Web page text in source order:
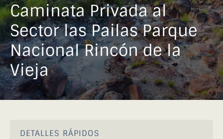
Caminata Privada al
Sector las Pailas Parque
Nacional Rincón de la
Vieja
DETALLES RÁPIDOS